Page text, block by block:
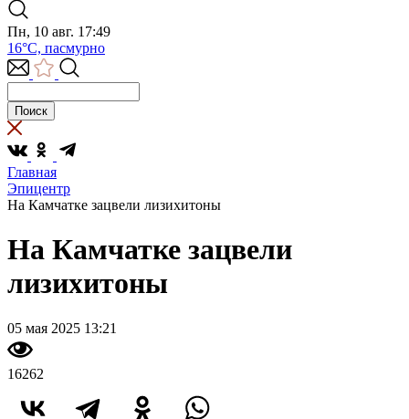
Пн, 10 авг. 17:49
16°C, пасмурно
Главная
Эпицентр
На Камчатке зацвели лизихитоны
На Камчатке зацвели
лизихитоны
05 мая 2025 13:21
16262